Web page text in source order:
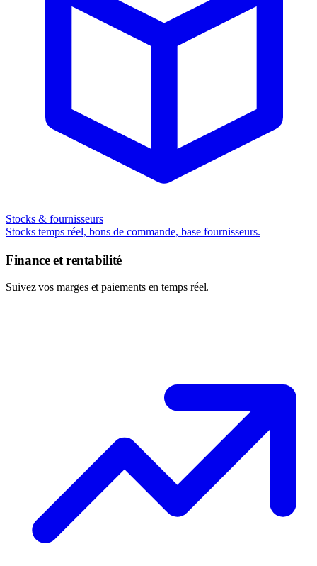
Stocks & fournisseurs
Stocks temps réel, bons de commande, base fournisseurs.
Finance et rentabilité
Suivez vos marges et paiements en temps réel.